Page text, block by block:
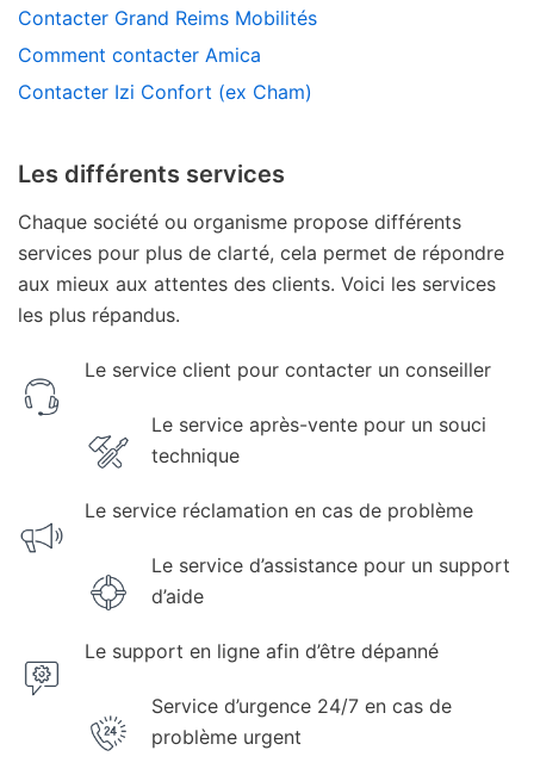
Contacter Grand Reims Mobilités
Comment contacter Amica
Contacter Izi Confort (ex Cham)
Les différents services
Chaque société ou organisme propose différents
services pour plus de clarté, cela permet de répondre
aux mieux aux attentes des clients. Voici les services
les plus répandus.
Le service client pour contacter un conseiller
Le service après-vente pour un souci
technique
Le service réclamation en cas de problème
Le service d’assistance pour un support
d’aide
Le support en ligne afin d’être dépanné
Service d’urgence 24/7 en cas de
problème urgent